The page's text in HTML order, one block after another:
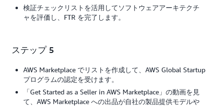
検証チェックリストを活用してソフトウェアアーキテクチ
ャを評価し、FTR を完了します。
ステップ 5
AWS Marketplace でリストを作成して、AWS Global Startup
プログラムの認定を受けます。
「Get Started as a Seller in AWS Marketplace」の動画を見
て、AWS Marketplace への出品が自社の製品提供モデルや